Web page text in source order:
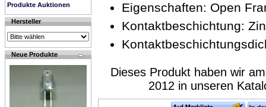
Produkte Auktionen
Hersteller
Neue Produkte
Eigenschaften: Open
Kontaktbeschichtung:
Dieses Produkt haben wir
2012 in unseren